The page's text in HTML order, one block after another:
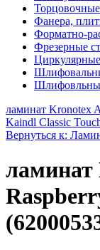
Фанера,
Форматно-
Фрезерные
ламинат Kronotex
Kaindl Classic
Вернуться к: